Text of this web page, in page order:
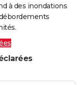
à des inondations